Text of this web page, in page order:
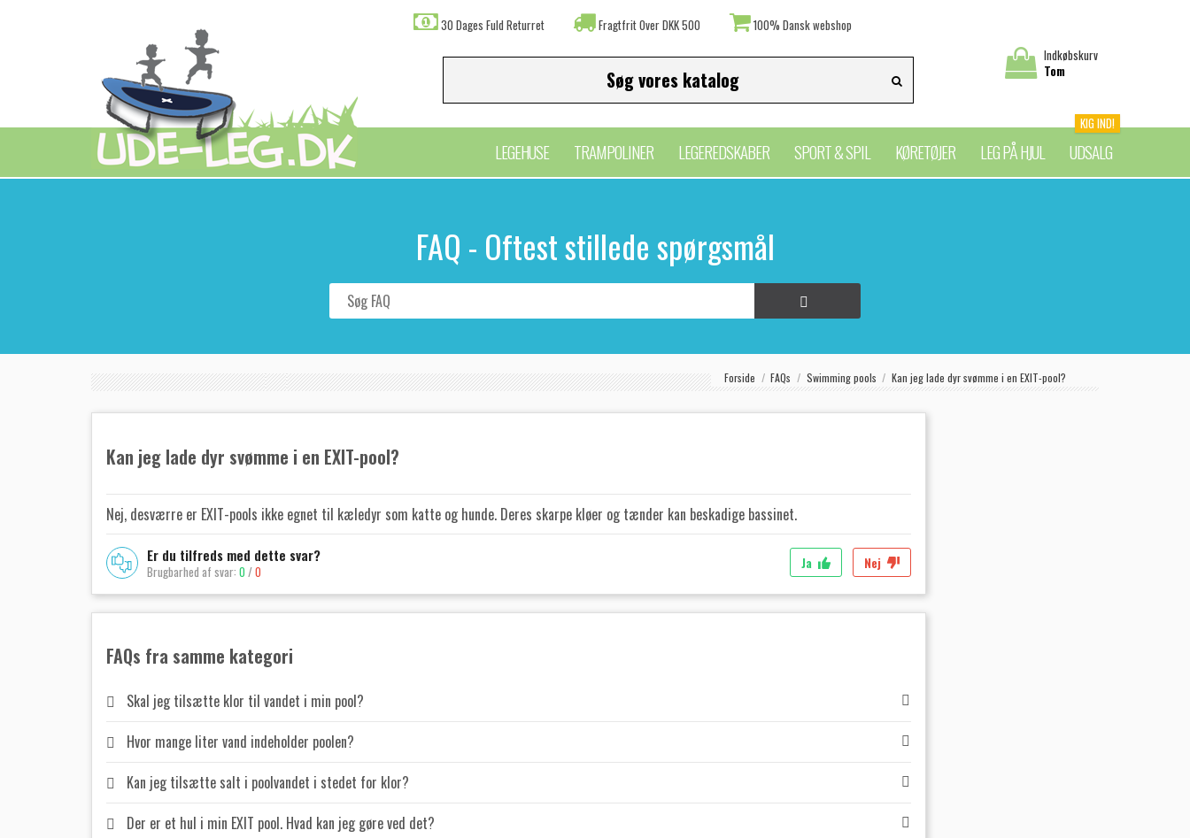
30 Dages Fuld Returret Fragtfrit Over DKK 500
100% Dansk webshop
Indkøbskurv
Tom
LEGEHUSE TRAMPOLINER LEGEREDSKABER SPORT & SPIL KØRETØJER LEG PÅ HJUL UDSALG
KIG IND!
FAQ - Oftest stillede spørgsmål
Forside FAQs Swimming pools Kan jeg lade dyr svømme i en EXIT-pool?
Kan jeg lade dyr svømme i en EXIT-pool?
Nej, desværre er EXIT-pools ikke egnet til kæledyr som katte og hunde. Deres skarpe kløer og tænder kan beskadige bassinet.
Er du tilfreds med dette svar?
Brugbarhed af svar:0 /0 Ja Nej
FAQs fra samme kategori
Skal jeg tilsætte klor til vandet i min pool?
Hvor mange liter vand indeholder poolen?
Kan jeg tilsætte salt i poolvandet i stedet for klor?
Der er et hul i min EXIT pool. Hvad kan jeg gøre ved det?